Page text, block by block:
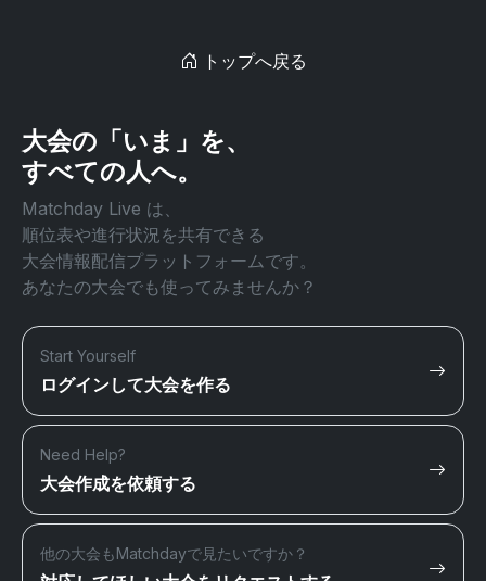
トップへ戻る
大会の「いま」を、
すべての人へ。
Matchday Live は、
順位表や進行状況を共有できる
大会情報配信プラットフォームです。
あなたの大会でも使ってみませんか？
Start Yourself
ログインして大会を作る
Need Help?
大会作成を依頼する
他の大会もMatchdayで見たいですか？